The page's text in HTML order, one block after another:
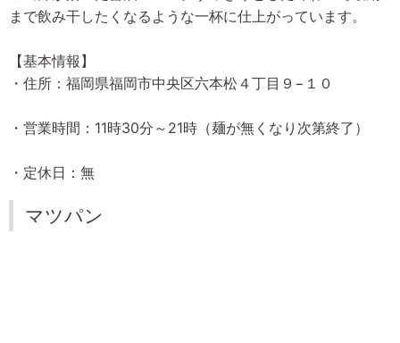
まで飲み干したくなるような一杯に仕上がっています。
【基本情報】
・住所：福岡県福岡市中央区六本松４丁目９−１０
・営業時間：11時30分～21時（麺が無くなり次第終了）
・定休日：無
マツパン